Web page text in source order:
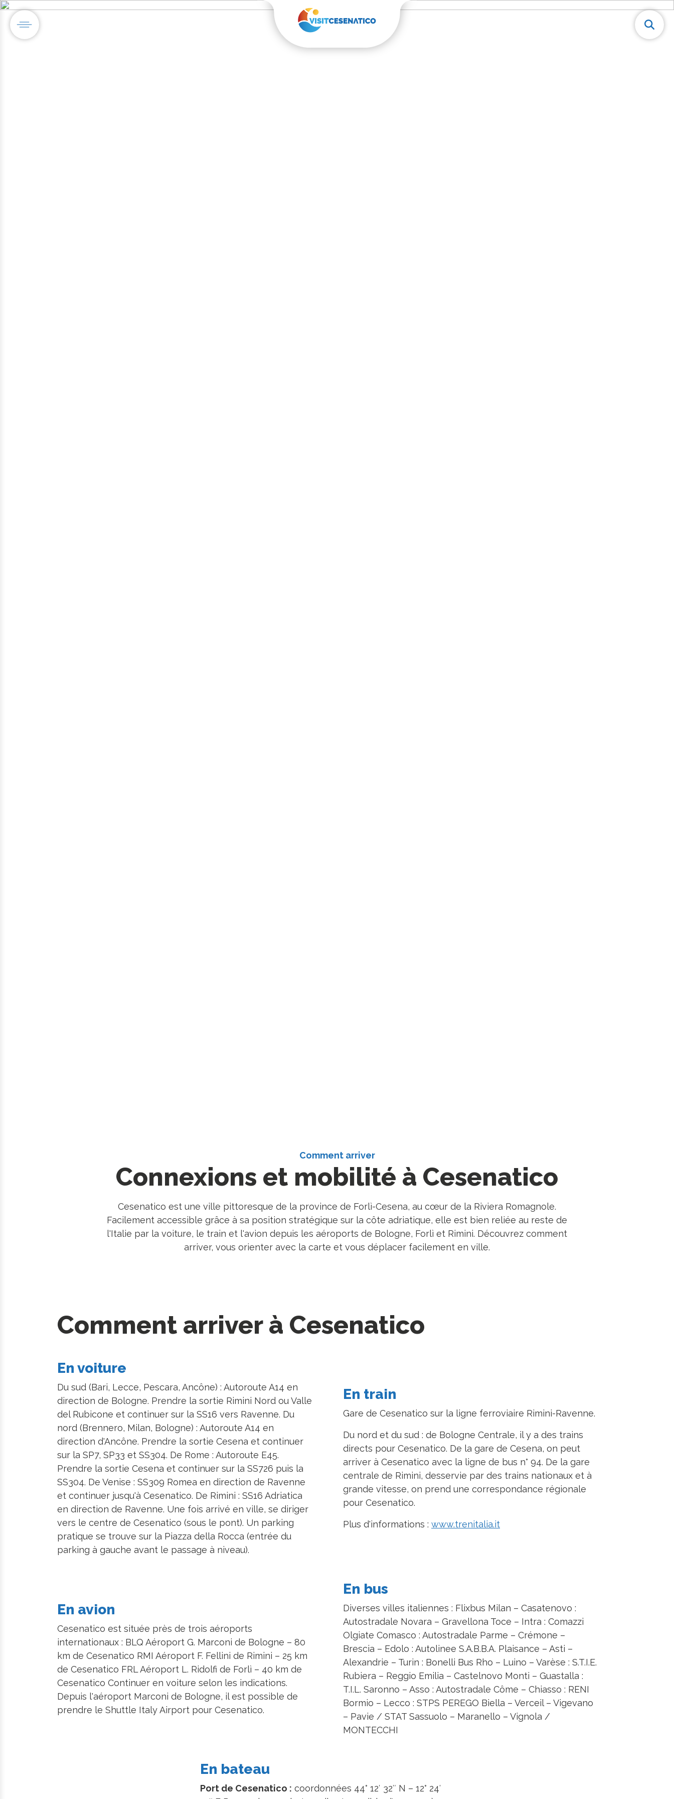
Comment arriver
Connexions et mobilité à Cesenatico
Cesenatico est une ville pittoresque de la province de Forlì-Cesena, au cœur de la Riviera Romagnole.
Facilement accessible grâce à sa position stratégique sur la côte adriatique, elle est bien reliée au reste de
l'Italie par la voiture, le train et l'avion depuis les aéroports de Bologne, Forlì et Rimini. Découvrez comment
arriver, vous orienter avec la carte et vous déplacer facilement en ville.
Comment arriver à Cesenatico
En voiture
Du sud (Bari, Lecce, Pescara, Ancône) : Autoroute A14 en
direction de Bologne. Prendre la sortie Rimini Nord ou Valle
del Rubicone et continuer sur la SS16 vers Ravenne. Du
nord (Brennero, Milan, Bologne) : Autoroute A14 en
direction d'Ancône. Prendre la sortie Cesena et continuer
sur la SP7, SP33 et SS304. De Rome : Autoroute E45.
Prendre la sortie Cesena et continuer sur la SS726 puis la
SS304. De Venise : SS309 Romea en direction de Ravenne
et continuer jusqu'à Cesenatico. De Rimini : SS16 Adriatica
en direction de Ravenne. Une fois arrivé en ville, se diriger
vers le centre de Cesenatico (sous le pont). Un parking
pratique se trouve sur la Piazza della Rocca (entrée du
parking à gauche avant le passage à niveau).
En train
Gare de Cesenatico sur la ligne ferroviaire Rimini-Ravenne.
Du nord et du sud : de Bologne Centrale, il y a des trains
directs pour Cesenatico. De la gare de Cesena, on peut
arriver à Cesenatico avec la ligne de bus n° 94. De la gare
centrale de Rimini, desservie par des trains nationaux et à
grande vitesse, on prend une correspondance régionale
pour Cesenatico.
Plus d'informations : www.trenitalia.it
En avion
Cesenatico est située près de trois aéroports
internationaux : BLQ Aéroport G. Marconi de Bologne – 80
km de Cesenatico RMI Aéroport F. Fellini de Rimini – 25 km
de Cesenatico FRL Aéroport L. Ridolfi de Forlì – 40 km de
Cesenatico Continuer en voiture selon les indications.
Depuis l'aéroport Marconi de Bologne, il est possible de
prendre le Shuttle Italy Airport pour Cesenatico.
En bus
Diverses villes italiennes : Flixbus Milan – Casatenovo :
Autostradale Novara – Gravellona Toce – Intra : Comazzi
Olgiate Comasco : Autostradale Parme – Crémone –
Brescia – Edolo : Autolinee S.A.B.B.A. Plaisance – Asti –
Alexandrie – Turin : Bonelli Bus Rho – Luino – Varèse : S.T.I.E.
Rubiera – Reggio Emilia – Castelnovo Monti – Guastalla :
T.I.L. Saronno – Asso : Autostradale Côme – Chiasso : RENI
Bormio – Lecco : STPS PEREGO Biella – Verceil – Vigevano
– Pavie / STAT Sassuolo – Maranello – Vignola /
MONTECCHI
En bateau
Port de Cesenatico : coordonnées 44° 12′ 32″ N – 12° 24′